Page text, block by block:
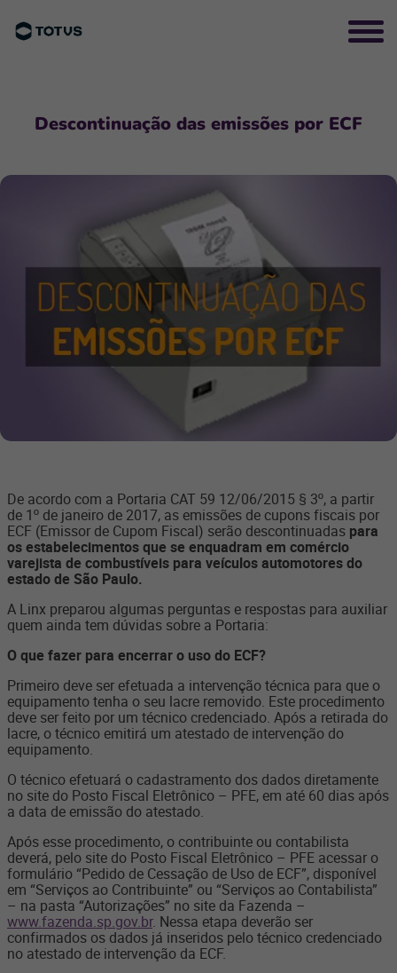
Descontinuação das emissões por ECF
De acordo com a Portaria CAT 59 12/06/2015 § 3º, a partir
de 1º de janeiro de 2017, as emissões de cupons fiscais por
ECF (Emissor de Cupom Fiscal) serão descontinuadas para
os estabelecimentos que se enquadram em comércio
varejista de combustíveis para veículos automotores do
estado de São Paulo.
A Linx preparou algumas perguntas e respostas para auxiliar
quem ainda tem dúvidas sobre a Portaria:
O que fazer para encerrar o uso do ECF?
Primeiro deve ser efetuada a intervenção técnica para que o
equipamento tenha o seu lacre removido. Este procedimento
deve ser feito por um técnico credenciado. Após a retirada do
lacre, o técnico emitirá um atestado de intervenção do
equipamento.
O técnico efetuará o cadastramento dos dados diretamente
no site do Posto Fiscal Eletrônico – PFE, em até 60 dias após
a data de emissão do atestado.
Após esse procedimento, o contribuinte ou contabilista
deverá, pelo site do Posto Fiscal Eletrônico – PFE acessar o
formulário “Pedido de Cessação de Uso de ECF”, disponível
em “Serviços ao Contribuinte” ou “Serviços ao Contabilista”
– na pasta “Autorizações” no site da Fazenda –
www.fazenda.sp.gov.br. Nessa etapa deverão ser
confirmados os dados já inseridos pelo técnico credenciado
no atestado de intervenção da ECF.